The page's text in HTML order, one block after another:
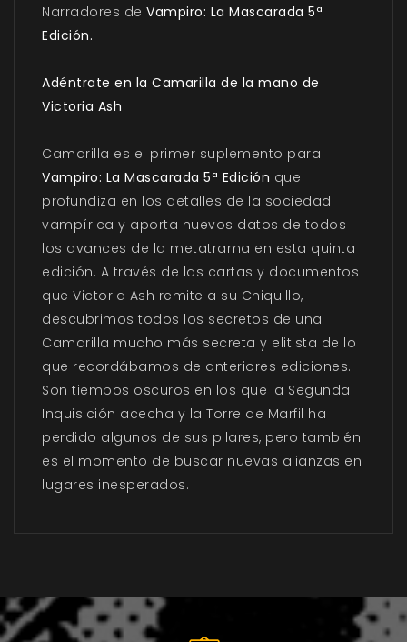
Narradores de Vampiro: La Mascarada 5ª
Edición.
Adéntrate en la Camarilla de la mano de
Victoria Ash
Camarilla es el primer suplemento para
Vampiro: La Mascarada 5ª Edición que
profundiza en los detalles de la sociedad
vampírica y aporta nuevos datos de todos
los avances de la metatrama en esta quinta
edición. A través de las cartas y documentos
que Victoria Ash remite a su Chiquillo,
descubrimos todos los secretos de una
Camarilla mucho más secreta y elitista de lo
que recordábamos de anteriores ediciones.
Son tiempos oscuros en los que la Segunda
Inquisición acecha y la Torre de Marfil ha
perdido algunos de sus pilares, pero también
es el momento de buscar nuevas alianzas en
lugares inesperados.